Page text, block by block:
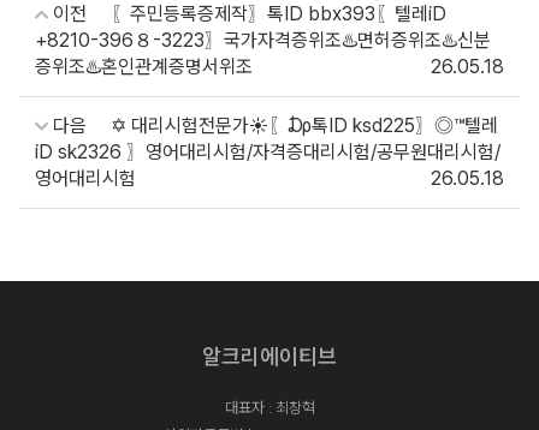
이전
〖주민등록증제작〗톡ID bbx393〖텔레iD
+8210-396８-3223〗국가자격증위조♨️면허증위조♨️신분
증위조♨️혼인관계증명서위조
26.05.18
다음
✡ 대리시험전문가☀〖₯톡ID ksd225〗◎™텔레
iD sk2326 〗영어대리시험/자격증대리시험/공무원대리시험/
영어대리시험
26.05.18
알크리에이티브
대표자 : 최창혁